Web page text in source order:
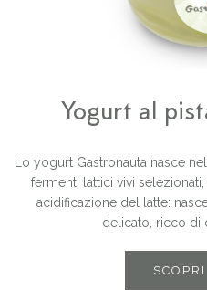
Yogurt al
Lo yogurt Gastronauta nasce
fermenti lattici vivi
acidificazione del latte:
delicato, ricco di